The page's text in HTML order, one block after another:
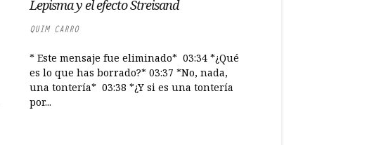
Lepisma y el efecto Streisand
QUIM CARRO
* Este mensaje fue eliminado* 03:34 *¿Qué
es lo que has borrado?* 03:37 *No, nada,
una tontería* 03:38 *¿Y si es una tontería
por...